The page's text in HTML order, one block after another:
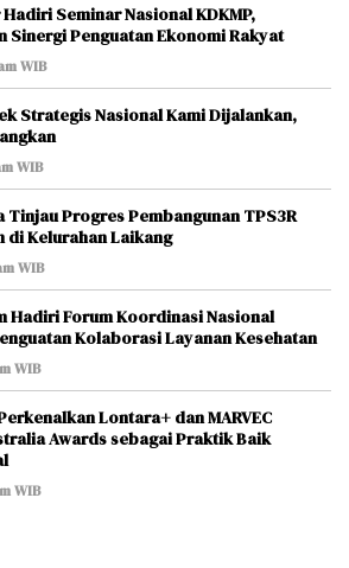
Seminar Nasional KDKMP,
Sinergi Penguatan Ekonomi Rakyat
WIB
Strategis Nasional Kami Dijalankan,
WIB
Tinjau Progres Pembangunan TPS3R
di Kelurahan Laikang
WIB
Hadiri Forum Koordinasi Nasional
Kolaborasi Layanan Kesehatan
WIB
Lontara+ dan MARVEC
Awards sebagai Praktik Baik
WIB